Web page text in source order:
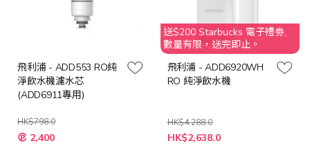
飛利浦 - ADD553 RO純
淨飲水機濾水芯
(ADD6911專用)
HK$798.0
特
殊 2,400
送$200 Starbucks 電子禮劵,
數量有限，送完即止。
飛利浦 - ADD6920WH
RO 純淨飲水機
HK$4,288.0
特
殊
HK$2,638.0